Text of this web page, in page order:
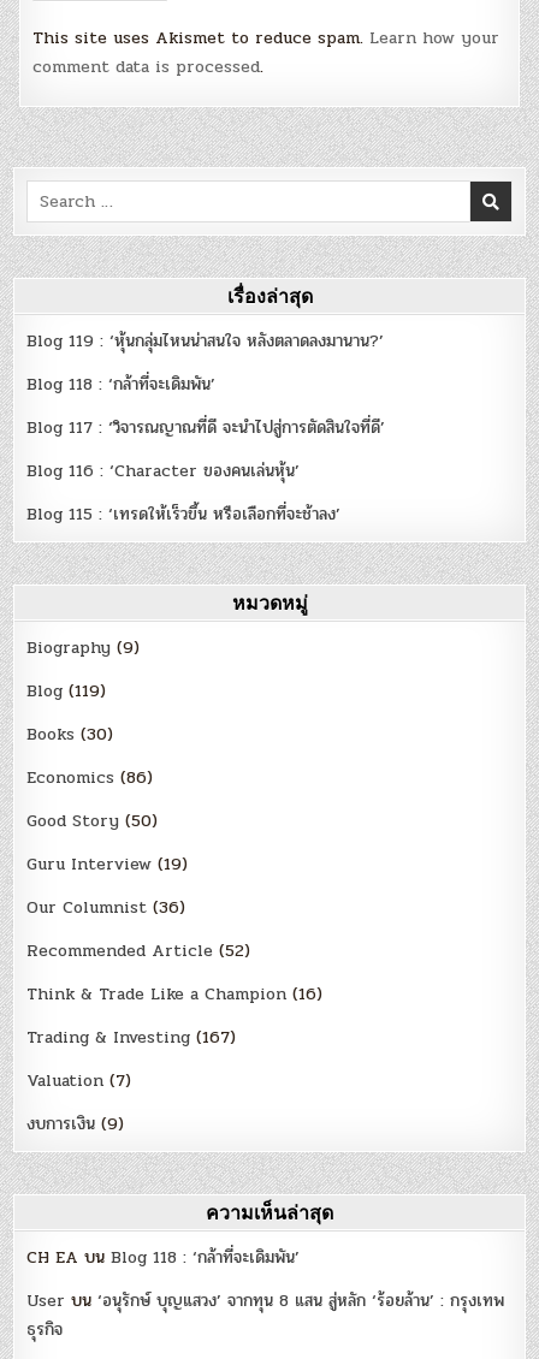
This site uses Akismet to reduce spam. Learn how your
comment data is processed.
Search
for:
เรื่องล่าสุด
Blog 119 : ‘หุ้นกลุ่มไหนน่าสนใจ หลังตลาดลงมานาน?’
Blog 118 : ‘กล้าที่จะเดิมพัน’
Blog 117 : ‘วิจารณญาณที่ดี จะนำไปสู่การตัดสินใจที่ดี’
Blog 116 : ‘Character ของคนเล่นหุ้น’
Blog 115 : ‘เทรดให้เร็วขึ้น หรือเลือกที่จะช้าลง’
หมวดหมู่
Biography (9)
Blog (119)
Books (30)
Economics (86)
Good Story (50)
Guru Interview (19)
Our Columnist (36)
Recommended Article (52)
Think & Trade Like a Champion (16)
Trading & Investing (167)
Valuation (7)
งบการเงิน (9)
ความเห็นล่าสุด
CH EA บนBlog 118 : ‘กล้าที่จะเดิมพัน’
User บน‘อนุรักษ์ บุญแสวง’ จากทุน 8 แสน สู่หลัก ‘ร้อยล้าน’ : กรุงเทพ
ธุรกิจ